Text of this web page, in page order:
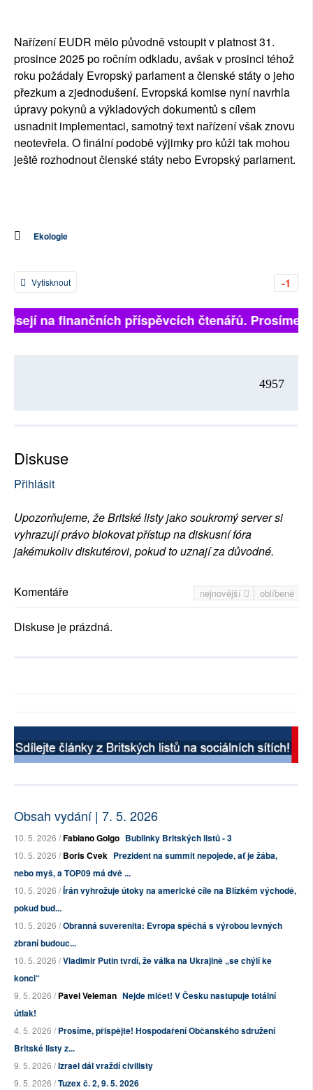
Nařízení EUDR mělo původně vstoupit v platnost 31.
prosince 2025 po ročním odkladu, avšak v prosinci téhož
roku požádaly Evropský parlament a členské státy o jeho
přezkum a zjednodušení. Evropská komise nyní navrhla
úpravy pokynů a výkladových dokumentů s cílem
usnadnit implementaci, samotný text nařízení však znovu
neotevřela. O finální podobě výjimky pro kůži tak mohou
ještě rozhodnout členské státy nebo Evropský parlament.
Ekologie
-1
Vytisknout
na finančních příspěvcích čtenářů. Prosíme,
4957
Diskuse
Přihlásit
Upozorňujeme, že Britské listy jako soukromý server si
vyhrazují právo blokovat přístup na diskusní fóra
jakémukoliv diskutérovi, pokud to uznají za důvodné.
nejnovější oblíbené
Komentáře
Diskuse je prázdná.
Obsah vydání | 7. 5. 2026
10. 5. 2026 /Fabiano Golgo Bublinky Britských listů - 3
10. 5. 2026 /Boris Cvek Prezident na summit nepojede, ať je žába,
nebo myš, a TOP09 má dvě ...
10. 5. 2026 /Írán vyhrožuje útoky na americké cíle na Blízkém východě,
pokud bud...
10. 5. 2026 /Obranná suverenita: Evropa spěchá s výrobou levných
zbraní budouc...
10. 5. 2026 /Vladimir Putin tvrdí, že válka na Ukrajině „se chýlí ke
konci“
9. 5. 2026 /Pavel Veleman Nejde mlčet! V Česku nastupuje totální
útlak!
4. 5. 2026 /Prosíme, přispějte! Hospodaření Občanského sdružení
Britské listy z...
9. 5. 2026 /Izrael dál vraždí civilisty
9. 5. 2026 /Tuzex č. 2, 9. 5. 2026